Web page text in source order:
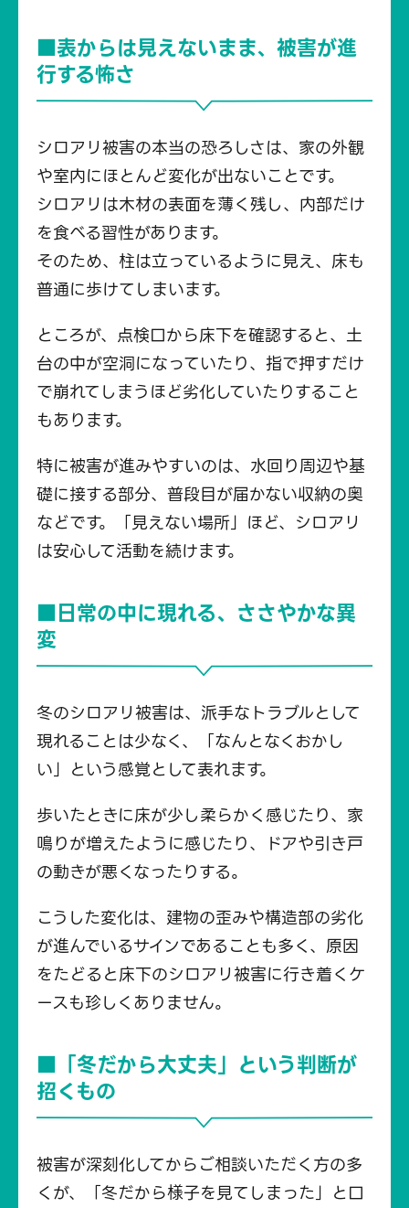
■表からは見えないまま、被害が進
行する怖さ
シロアリ被害の本当の恐ろしさは、家の外観
や室内にほとんど変化が出ないことです。
シロアリは木材の表面を薄く残し、内部だけ
を食べる習性があります。
そのため、柱は立っているように見え、床も
普通に歩けてしまいます。
ところが、点検口から床下を確認すると、土
台の中が空洞になっていたり、指で押すだけ
で崩れてしまうほど劣化していたりすること
もあります。
特に被害が進みやすいのは、水回り周辺や基
礎に接する部分、普段目が届かない収納の奥
などです。「見えない場所」ほど、シロアリ
は安心して活動を続けます。
■日常の中に現れる、ささやかな異
変
冬のシロアリ被害は、派手なトラブルとして
現れることは少なく、「なんとなくおかし
い」という感覚として表れます。
歩いたときに床が少し柔らかく感じたり、家
鳴りが増えたように感じたり、ドアや引き戸
の動きが悪くなったりする。
こうした変化は、建物の歪みや構造部の劣化
が進んでいるサインであることも多く、原因
をたどると床下のシロアリ被害に行き着くケ
ースも珍しくありません。
■「冬だから大丈夫」という判断が
招くもの
被害が深刻化してからご相談いただく方の多
くが、「冬だから様子を見てしまった」と口